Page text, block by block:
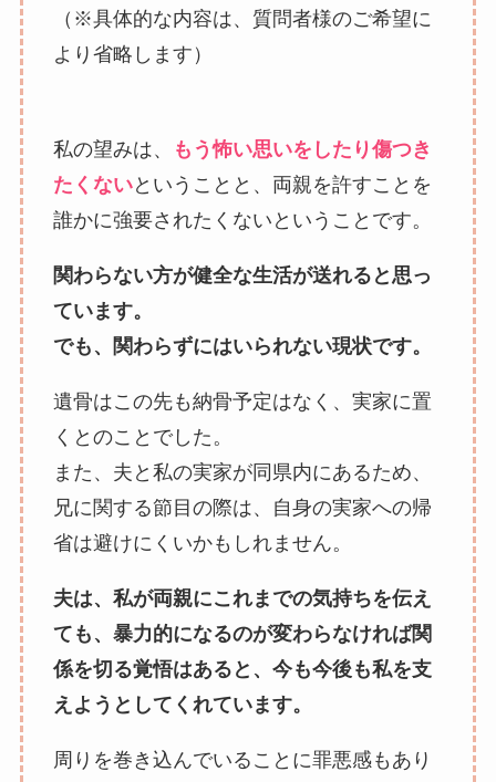
（※具体的な内容は、質問者様のご希望に
より省略します）
私の望みは、
もう怖い思いをしたり傷つき
たくないということと、両親を許すことを
誰かに強要されたくないということです。
関わらない方が健全な生活が送れると思っ
ています。
でも、関わらずにはいられない現状です。
遺骨はこの先も納骨予定はなく、実家に置
くとのことでした。
また、夫と私の実家が同県内にあるため、
兄に関する節目の際は、自身の実家への帰
省は避けにくいかもしれません。
夫は、私が両親にこれまでの気持ちを伝え
ても、暴力的になるのが変わらなければ関
係を切る覚悟はあると、今も今後も私を支
えようとしてくれています。
周りを巻き込んでいることに罪悪感もあり